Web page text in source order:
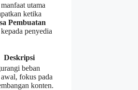
utama
ketika
Pembuatan
kepada penyedia
Deskripsi
beban
fokus pada
konten.